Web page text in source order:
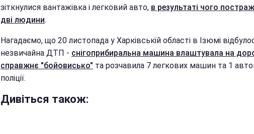
зіткнулися вантажівка і легковий авто, в результаті чого
дві людини.
Нагадаємо, що 20 листопада у Харківській області в Ізюмі
незвичайна ДТП - снігоприбиральна машина влаштувала на
справжнє "бойовисько" та розчавила 7 легкових машин та 1
поліції.
Дивіться також: